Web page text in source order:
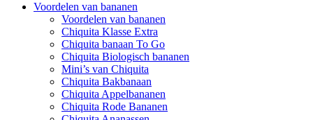
Voordelen van bananen
Voordelen van bananen
Chiquita Klasse Extra
Chiquita banaan To Go
Chiquita Biologisch bananen
Mini’s van Chiquita
Chiquita Bakbanaan
Chiquita Appelbananen
Chiquita Rode Bananen